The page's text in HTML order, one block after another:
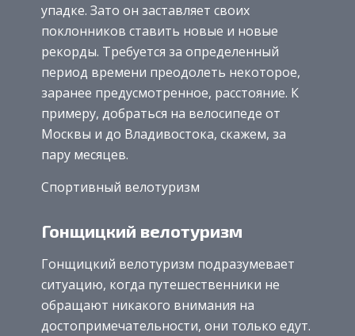
упадке. Зато он заставляет своих
поклонников ставить новые и новые
рекорды. Требуется за определенный
период времени преодолеть некоторое,
заранее предусмотренное, расстояние. К
примеру, добраться на велосипеде от
Москвы и до Владивостока, скажем, за
пару месяцев.
Спортивный велотуризм
Гонщицкий велотуризм
Гонщицкий велотуризм подразумевает
ситуацию, когда путешественники не
обращают никакого внимания на
достопримечательности, они только едут.